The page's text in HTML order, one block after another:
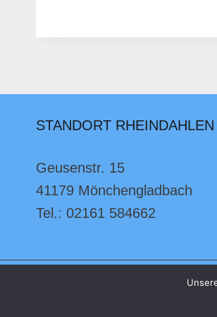
STANDORT RHEINDAHLEN
Geusenstr. 15
41179 Mönchengladbach
Tel.: 02161 584662